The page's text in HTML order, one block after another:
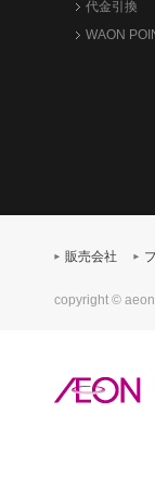
代金引換
WAON
販売会社
copyright ©